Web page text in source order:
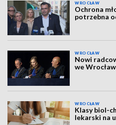
WROCŁAW
Ochrona
potrzebna
WROCŁAW
Nowi
we
WROCŁAW
Klasy biol-
lekarski na